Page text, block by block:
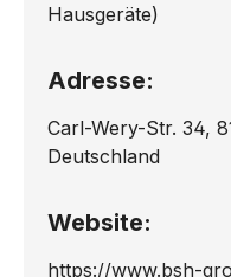
Hausgeräte)
Adresse:
Carl-Wery-Str. 34,
Deutschland
Website:
https://www.bsh-